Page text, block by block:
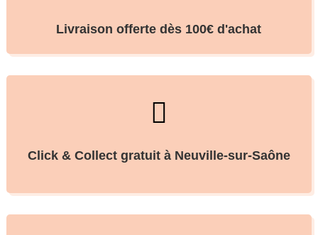
Livraison offerte dès 100€ d'achat

Click & Collect gratuit à Neuville-sur-Saône